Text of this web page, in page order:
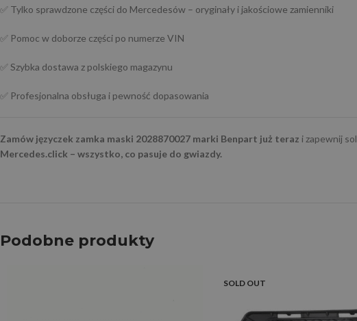
✅ Tylko sprawdzone części do Mercedesów – oryginały i jakościowe zamienniki
✅ Pomoc w doborze części po numerze VIN
✅ Szybka dostawa z polskiego magazynu
✅ Profesjonalna obsługa i pewność dopasowania
Zamów języczek zamka maski 2028870027 marki Benpart już teraz i zapewnij
Mercedes.click – wszystko, co pasuje do gwiazdy.
Podobne produkty
SOLD OUT